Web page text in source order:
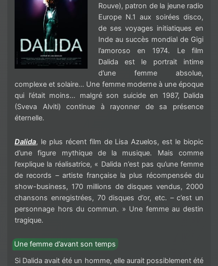
Rouve), patron de la jeune radio
Europe N.1 aux soirées disco,
de ses voyages initiatiques en
Inde au succès mondial de Gigi
l’amoroso en 1974. Le film
Dalida est le portrait intime
d’une femme absolue,
complexe et solaire… Une femme moderne à une époque
qui l’était moins… malgré son suicide en 1987, Dalida
(Sveva Alviti) continue à rayonner de sa présence
éternelle.
Dalida, le plus récent film de Lisa Azuelos, est le biopic
d’une figure mythique de la musique. Mais comme
l’explique la réalisatrice, « Dalida n’est pas qu’une femme
de records – artiste française la plus récompensée du
show-business, 170 millions de disques vendus, 2000
chansons enregistrées, 70 disques d’or, etc. – c’est un
personnage hors du commun. » Une femme au destin
tragique.
Une femme d’avant son temps
Si Dalida avait été un homme, elle aurait possiblement été